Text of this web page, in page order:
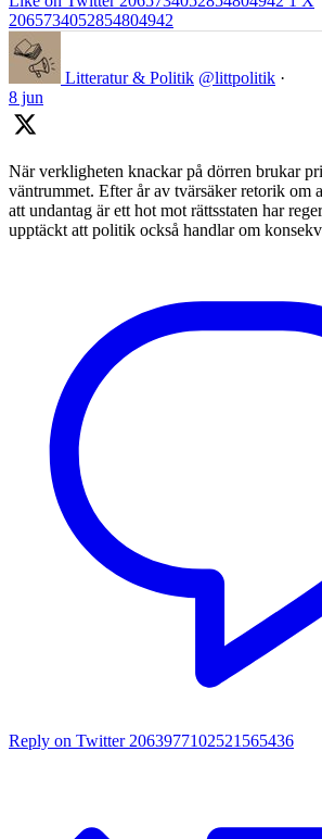
2065734052854804942
Litteratur & Politik @littpolitik ·
8 jun
När verkligheten knackar på dörren brukar
väntrummet. Efter år av tvärsäker retorik om
att undantag är ett hot mot rättsstaten har
upptäckt att politik också handlar om
Reply on Twitter 2063977102521565436